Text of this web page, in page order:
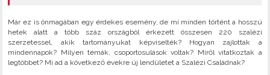
Már ez is önmagában egy érdekes esemény, de mi minden történt a hosszú
hetek alatt a több száz országból érkezett összesen 220 szalézi
szerzetessel, akik tartományukat képviselték? Hogyan zajlottak a
mindennapok? Milyen témák, csoportosulások voltak? Miről vitatkoztak a
legtöbbet? Mi ad a következő évekre új lendületet a Szalézi Családnak?